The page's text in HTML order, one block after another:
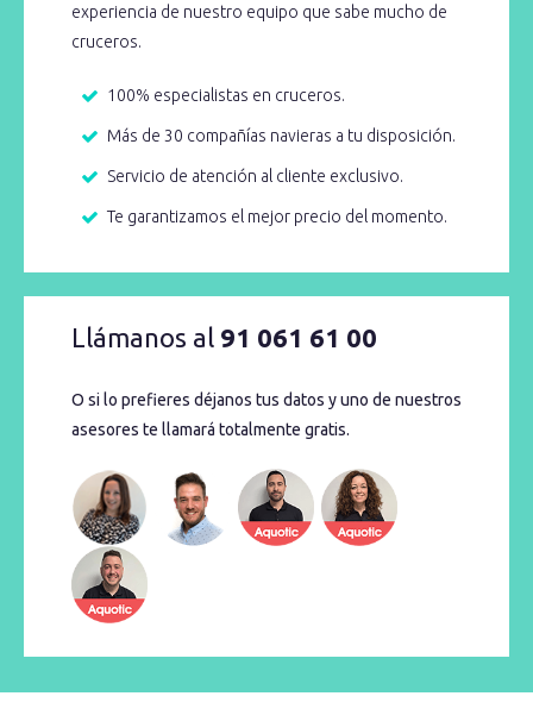
experiencia de nuestro equipo que sabe mucho de
cruceros.
100% especialistas en cruceros.
Más de 30 compañías navieras a tu disposición.
Servicio de atención al cliente exclusivo.
Te garantizamos el mejor precio del momento.
Llámanos al 91 061 61 00
O si lo prefieres déjanos tus datos y uno de nuestros
asesores te llamará totalmente gratis.